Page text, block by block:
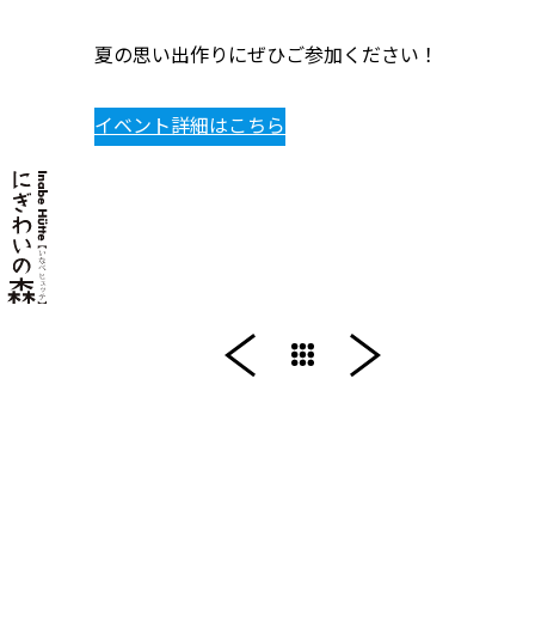
夏の思い出作りにぜひご参加ください！
イベント詳細はこちら